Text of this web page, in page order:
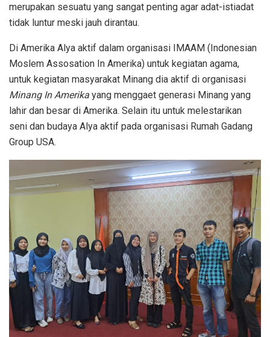
merupakan sesuatu yang sangat penting agar adat-istiadat
tidak luntur meski jauh dirantau.
Di Amerika Alya aktif dalam organisasi IMAAM (Indonesian
Moslem Assosation In Amerika) untuk kegiatan agama,
untuk kegiatan masyarakat Minang dia aktif di organisasi
Minang In Amerika yang menggaet generasi Minang yang
lahir dan besar di Amerika. Selain itu untuk melestarikan
seni dan budaya Alya aktif pada organisasi Rumah Gadang
Group USA.